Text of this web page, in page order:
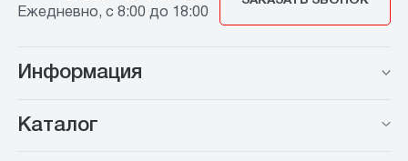
Ежедневно, с 8:00 до 18:00
Информация
Каталог